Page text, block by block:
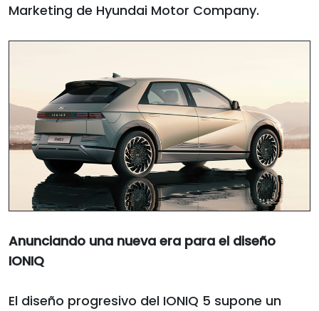
Marketing de Hyundai Motor Company.
Anunciando una nueva era para el diseño
IONIQ
El diseño progresivo del IONIQ 5 supone un